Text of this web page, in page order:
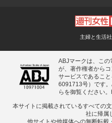
主婦と生活
ABJマークは、こ
が、著作権者から
サービスであるこ
6091713号）です
らを御覧ください。
本サイトに掲載されているすべての
社に帰属
他サイトや他媒体への無断転載